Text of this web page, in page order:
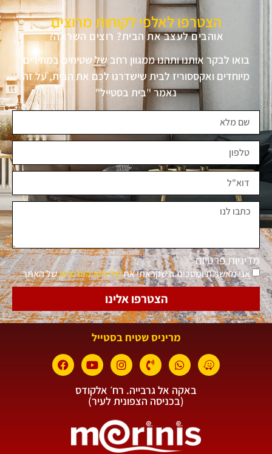
הצטרפו לאלפי לקוחות מרוצים
אוהבים לעצב את הבית? רוצים השראה?
בואו לבקר אותנו ותהנו ממגוון רחב של שטיחים במחירים
מיוחדים ואקססוריז לבית שישדרגו לכם את הבית, על זה
נאמר "בית בסטייל"
מדיניות פרטיות
אני מאשר.ת ומסכימ.ה שקראתי אתמדיניות הפרטיותשל האתר
הצטרפו אלינו
מריניס שטיח בסטייל
באקה אל גרבייה. רח׳ אלקודס
(בכניסה הצפונית לעיר)